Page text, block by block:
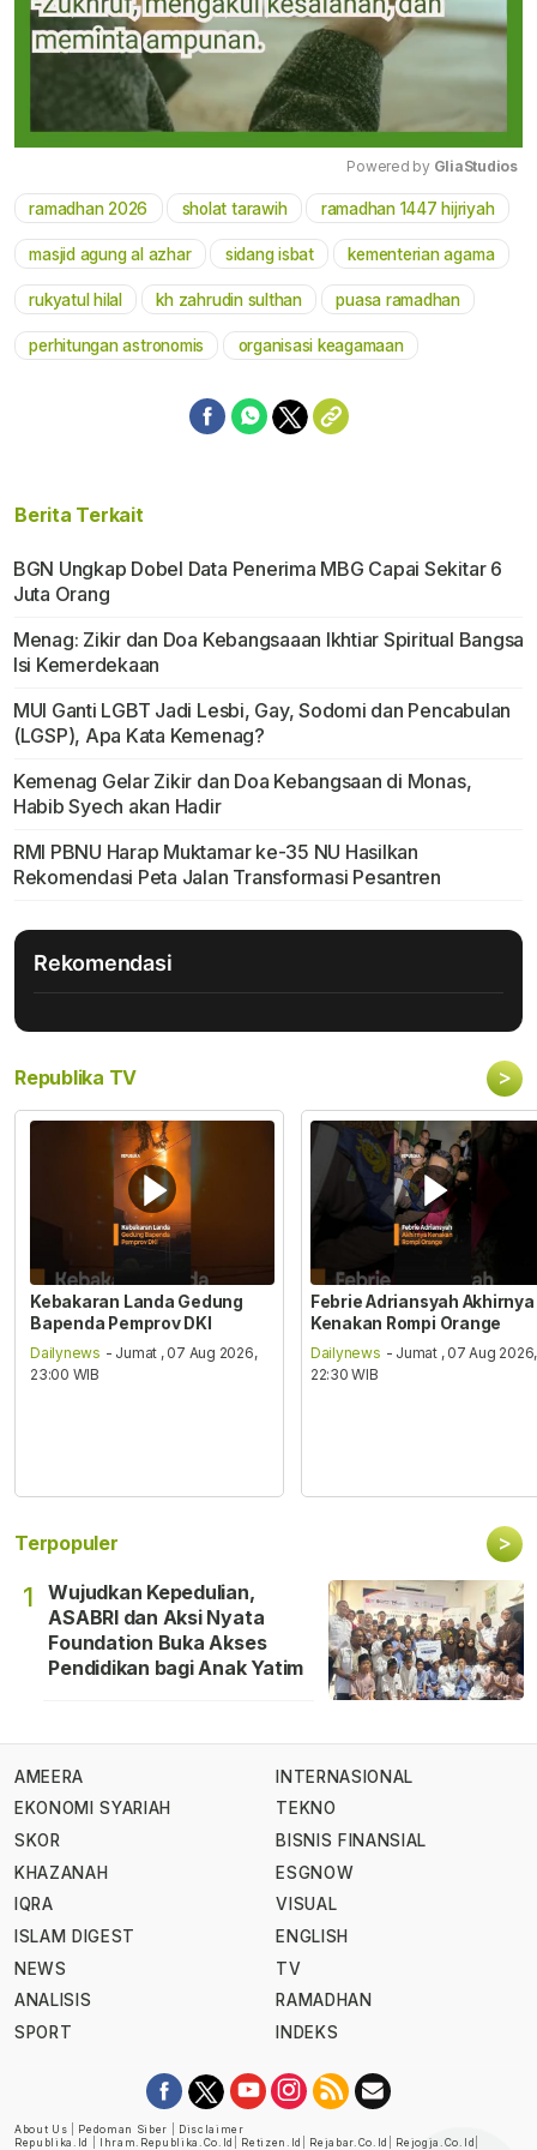
Mute
Powered by GliaStudios
ramadhan 2026 sholat tarawih ramadhan 1447 hijriyah
masjid agung al azhar sidang isbat kementerian agama
rukyatul hilal kh zahrudin sulthan puasa ramadhan
perhitungan astronomis organisasi keagamaan
Berita Terkait
BGN Ungkap Dobel Data Penerima MBG Capai Sekitar 6
Juta Orang
Menag: Zikir dan Doa Kebangsaaan Ikhtiar Spiritual Bangsa
Isi Kemerdekaan
MUI Ganti LGBT Jadi Lesbi, Gay, Sodomi dan Pencabulan
(LGSP), Apa Kata Kemenag?
Kemenag Gelar Zikir dan Doa Kebangsaan di Monas,
Habib Syech akan Hadir
RMI PBNU Harap Muktamar ke-35 NU Hasilkan
Rekomendasi Peta Jalan Transformasi Pesantren
Rekomendasi
Republika TV >
Kebakaran Landa Gedung
Bapenda Pemprov DKI
Dailynews - Jumat , 07 Aug 2026,
23:00 WIB
Febrie Adriansyah Akhirnya
Kenakan Rompi Orange
Dailynews - Jumat , 07 Aug 2026,
22:30 WIB
Terpopuler >
1
Wujudkan Kepedulian,
ASABRI dan Aksi Nyata
Foundation Buka Akses
Pendidikan bagi Anak Yatim
AMEERA
EKONOMI SYARIAH
SKOR
KHAZANAH
IQRA
ISLAM DIGEST
NEWS
ANALISIS
SPORT
INTERNASIONAL
TEKNO
BISNIS FINANSIAL
ESGNOW
VISUAL
ENGLISH
TV
RAMADHAN
INDEKS
About Us Pedoman Siber
Disclaimer
Republika.id
Ihram.republika.co.id Retizen.id Rejabar.co.id Rejogja.co.id